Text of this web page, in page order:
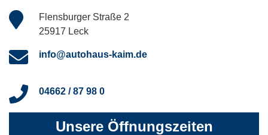
Flensburger Straße 2
25917 Leck
info@autohaus-kaim.de
04662 / 87 98 0
Unsere Öffnungszeiten